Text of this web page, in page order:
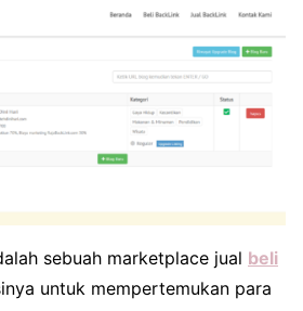
sebuah marketplace jual beli
untuk mempertemukan para